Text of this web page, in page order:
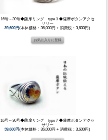
16号～30号◆薩摩リング type３◆薩摩ボタンアクセ
サリー
39,600円(本体価格：36,000円 + 消費税：3,600円)
16号～30号◆薩摩リング type７◆薩摩ボタンアクセ
サリー
39,600円(本体価格：36,000円 + 消費税：3,600円)